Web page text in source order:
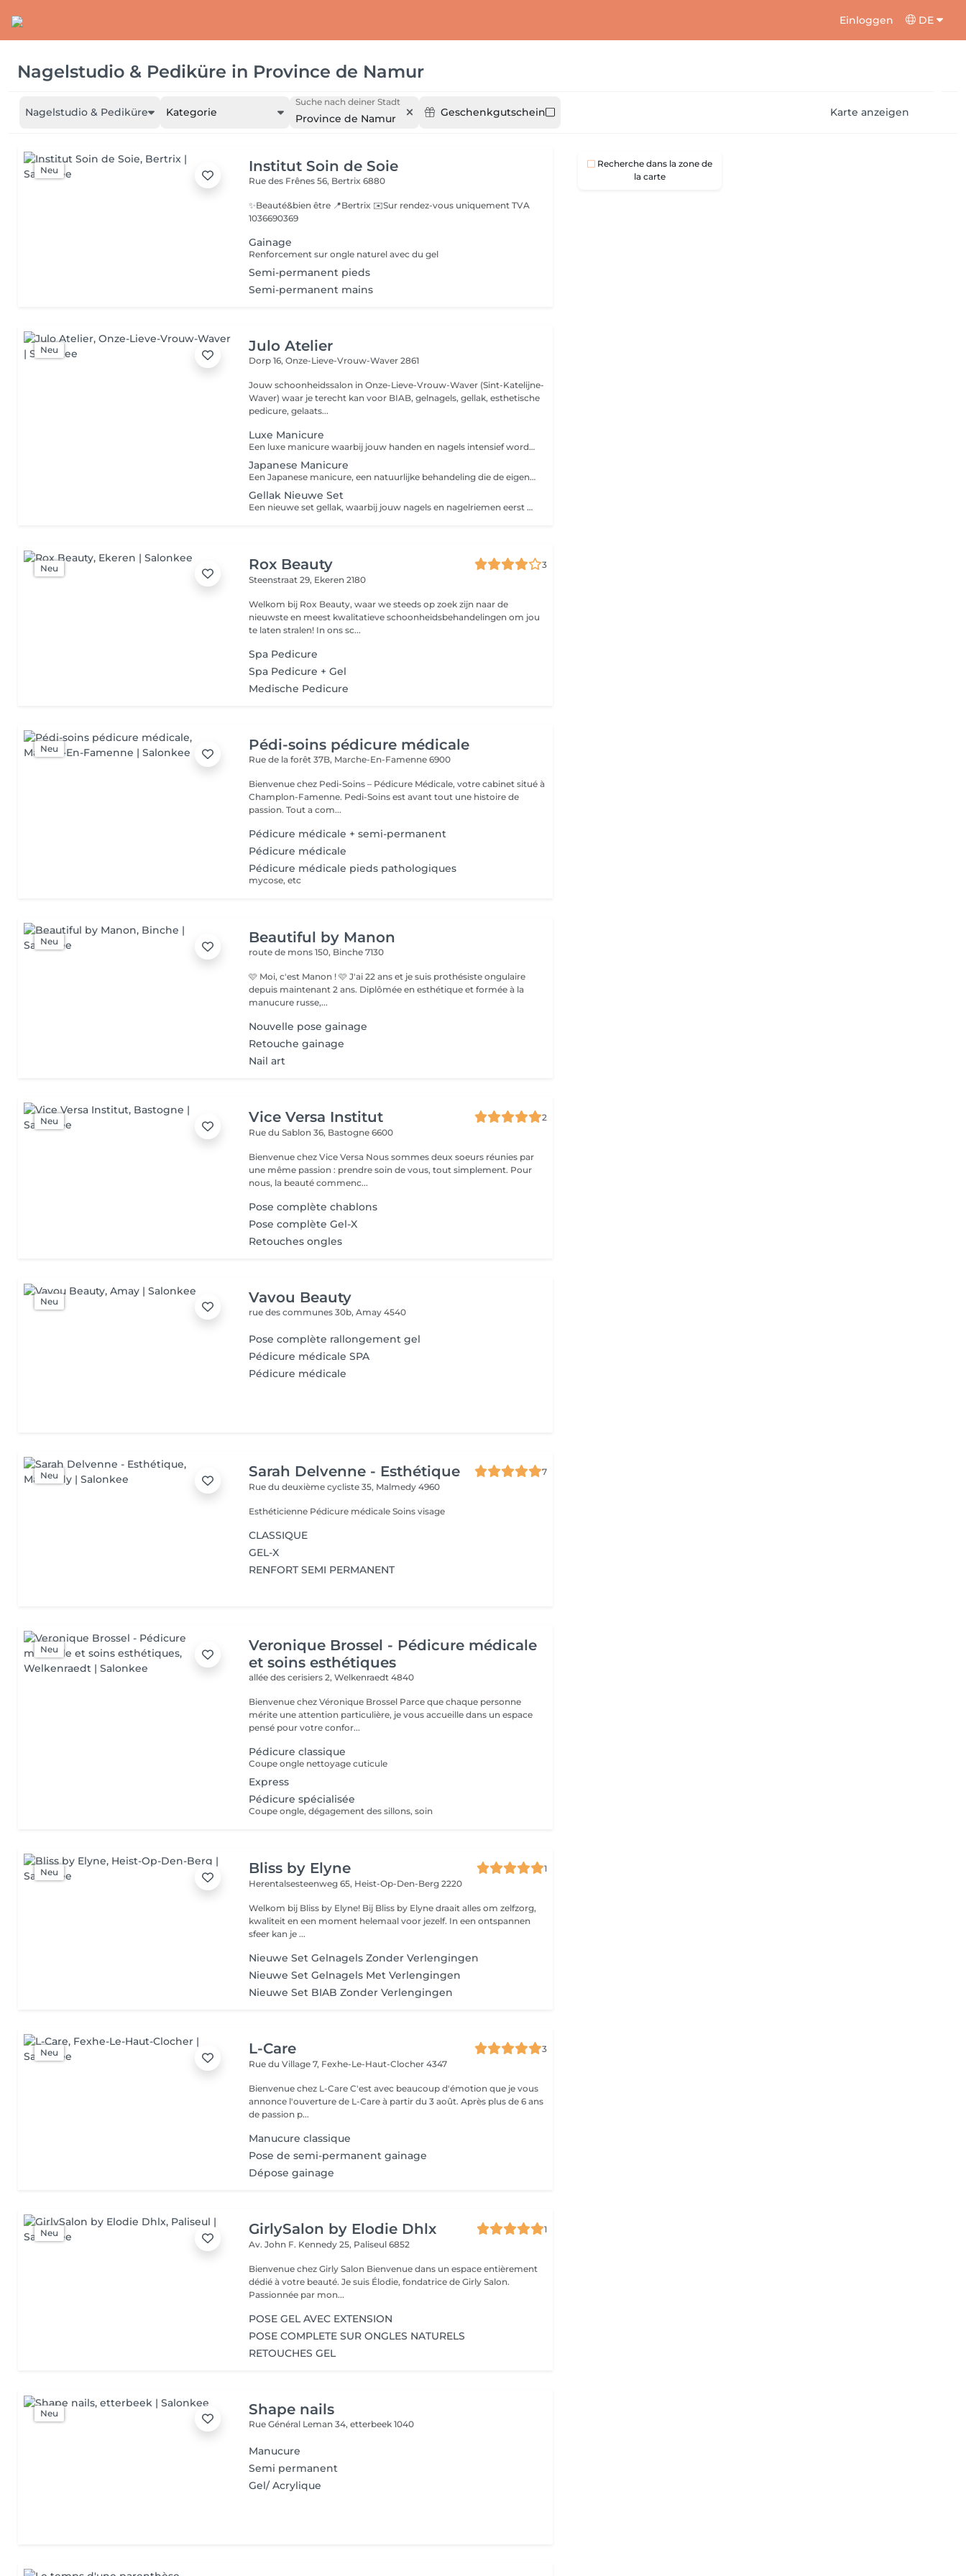
Einloggen DE
Nagelstudio & Pediküre in Province de Namur
Nagelstudio & Pediküre Kategorie
Suche nach deiner Stadt
Province de Namur Geschenkgutschein Karte anzeigen
Neu Institut Soin de Soie
Rue des Frênes 56, Bertrix 6880
✨Beauté&bien être 📍Bertrix ✉️Sur rendez-vous uniquement TVA
1036690369
Gainage
Renforcement sur ongle naturel avec du gel
Semi-permanent pieds
Semi-permanent mains
Neu Julo Atelier
Dorp 16,Onze-Lieve-Vrouw-Waver 2861
Jouw schoonheidssalon in Onze-Lieve-Vrouw-Waver (Sint-Katelijne-
Waver) waar je terecht kan voor BIAB, gelnagels, gellak, esthetische
pedicure, gelaats...
Luxe Manicure
Een luxe manicure waarbij jouw handen en nagels intensief worden verzorgd en verwend. Bij deze behandeling gaan we je nagels professioneel vijlen, je nagelriemen verzorgen en kan je genieten van een ontspannende handmassage. Indien gewenst kan je afsluiten met de extra optie van een voedend handmasker, ideaal voor de drogere huid.
Japanese Manicure
Een Japanese manicure, een natuurlijke behandeling die de eigen nagels versterkt en laat glanzen. Met voedende mineralen, vitaminen en bijenwas worden jouw nagels gepolijst voor een gezonde, sterke en natuurlijke glans. Indien gewenst kan je afsluiten met de extra optie van een voedend handmasker, ideaal voor de drogere huid.
Gellak Nieuwe Set
Een nieuwe set gellak, waarbij jouw nagels en nagelriemen eerst zorgvuldig worden voorbereid. Vervolgens wordt een hoogwaardige gellak in een kleur naar keuze aangebracht en uitgehard onder een uv- of ledlamp, voor een langdurig, glanzend en krasvrij resultaat. Gellak is enkel geschikt voor een stevige natuurlijke nagel. Heb jij broze nagels? Dan raden we eerder Biab of Harde gel aan. Indien gewenst kan je afsluiten met de extra optie van een voedend handmasker, ideaal voor de drogere huid. Let op: heb je momenteel een set nagels van een ander salon? Dan rekenen wij een supplement aan van €10.
Neu Rox Beauty
3
Steenstraat 29, Ekeren 2180
Welkom bij Rox Beauty, waar we steeds op zoek zijn naar de
nieuwste en meest kwalitatieve schoonheidsbehandelingen om jou
te laten stralen! In ons sc...
Spa Pedicure
Spa Pedicure + Gel
Medische Pedicure
Neu Pédi-soins pédicure médicale
Rue de la forêt 37B, Marche-En-Famenne 6900
Bienvenue chez Pedi-Soins – Pédicure Médicale, votre cabinet situé à
Champlon-Famenne. Pedi-Soins est avant tout une histoire de
passion. Tout a com...
Pédicure médicale + semi-permanent
Pédicure médicale
Pédicure médicale pieds pathologiques
mycose, etc
Neu Beautiful by Manon
route de mons 150, Binche 7130
🩷 Moi, c'est Manon ! 🩷 J'ai 22 ans et je suis prothésiste ongulaire
depuis maintenant 2 ans. Diplômée en esthétique et formée à la
manucure russe,...
Nouvelle pose gainage
Retouche gainage
Nail art
Neu Vice Versa Institut
2
Rue du Sablon 36, Bastogne 6600
Bienvenue chez Vice Versa Nous sommes deux soeurs réunies par
une même passion : prendre soin de vous, tout simplement. Pour
nous, la beauté commenc...
Pose complète chablons
Pose complète Gel-X
Retouches ongles
Neu Vavou Beauty
rue des communes 30b,Amay 4540
Pose complète rallongement gel
Pédicure médicale SPA
Pédicure médicale
Neu Sarah Delvenne - Esthétique
7
Rue du deuxième cycliste 35, Malmedy 4960
Esthéticienne Pédicure médicale Soins visage
CLASSIQUE
GEL-X
RENFORT SEMI PERMANENT
Neu
Veronique Brossel - Pédicure médicale
et soins esthétiques
allée des cerisiers 2,Welkenraedt 4840
Bienvenue chez Véronique Brossel Parce que chaque personne
mérite une attention particulière, je vous accueille dans un espace
pensé pour votre confor...
Pédicure classique
Coupe ongle nettoyage cuticule
Express
Pédicure spécialisée
Coupe ongle, dégagement des sillons, soin
Neu Bliss by Elyne
1
Herentalsesteenweg 65, Heist-Op-Den-Berg 2220
Welkom bij Bliss by Elyne! Bij Bliss by Elyne draait alles om zelfzorg,
kwaliteit en een moment helemaal voor jezelf. In een ontspannen
sfeer kan je ...
Nieuwe Set Gelnagels Zonder Verlengingen
Nieuwe Set Gelnagels Met Verlengingen
Nieuwe Set BIAB Zonder Verlengingen
Neu L-Care
3
Rue du Village 7, Fexhe-Le-Haut-Clocher 4347
Bienvenue chez L-Care C'est avec beaucoup d'émotion que je vous
annonce l'ouverture de L-Care à partir du 3 août. Après plus de 6 ans
de passion p...
Manucure classique
Pose de semi-permanent gainage
Dépose gainage
Neu GirlySalon by Elodie Dhlx
1
Av. John F. Kennedy 25, Paliseul 6852
Bienvenue chez Girly Salon Bienvenue dans un espace entièrement
dédié à votre beauté. Je suis Élodie, fondatrice de Girly Salon.
Passionnée par mon...
POSE GEL AVEC EXTENSION
POSE COMPLETE SUR ONGLES NATURELS
RETOUCHES GEL
Neu Shape nails
Rue Général Leman 34,etterbeek 1040
Manucure
Semi permanent
Gel/ Acrylique
Recherche dans la zone de
la carte